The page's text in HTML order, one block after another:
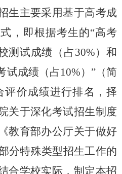
生主要采用基于高考成
，即根据考生的“高考
测试成绩（占30%）和
试成绩（占10%） ”（简
评价成绩进行排名，择
关于深化考试招生制度
教育部办公厅关于做好
分特殊类型招生工作的
合学校实际，制定本招